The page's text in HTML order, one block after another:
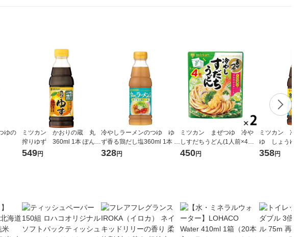
ゆの
ミツカン かおりの蔵 丸
搾りゆず 360ml 1本 ぽん酢
ポン酢 ポンズ
549円
冷やしラーメンのつゆ ゆ
ず香る鶏だし塩360ml 1本 ラ
ーメンスープ 麺つゆ めんつ
328円
ミツカン まぜつゆ 冷や
しすだちうどん(1人前×4回
分) 1セット（1個×2） めん
450円
ミツカン 冷
ゆ しょうゆ
つゆ 麺つゆ
358円